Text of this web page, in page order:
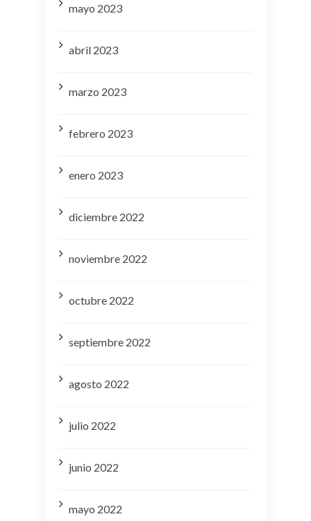
mayo 2023
abril 2023
marzo 2023
febrero 2023
enero 2023
diciembre 2022
noviembre 2022
octubre 2022
septiembre 2022
agosto 2022
julio 2022
junio 2022
mayo 2022